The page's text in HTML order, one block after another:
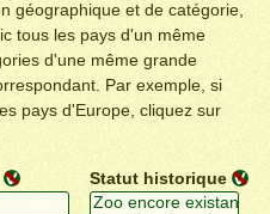
géographique et de catégorie,
tous les pays d'un même
d'une même grande
Par exemple, si
pays d'Europe, cliquez sur
Statut historique